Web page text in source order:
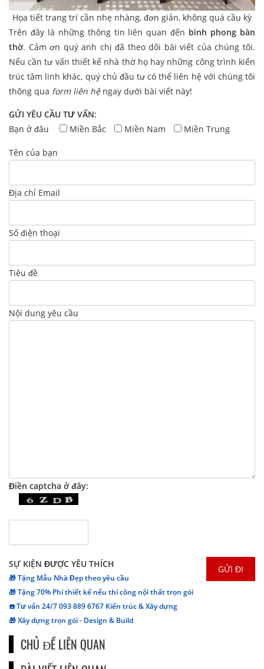
Họa tiết trang trí cần nhẹ nhàng, đơn giản, không quá cầu kỳ
Trên đây là những thông tin liên quan đến bình phong bàn
thờ. Cảm ơn quý anh chị đã theo dõi bài viết của chúng tôi.
Nếu cần tư vấn thiết kế nhà thờ họ hay những công trình kiến
trúc tâm linh khác, quý chủ đầu tư có thể liên hệ với chúng tôi
thông qua form liên hệngay dưới bài viết này!
GỬI YÊU CẦU TƯ VẤN:
Bạn ở đâu
Miền Bắc Miền Nam Miền Trung
Tên của bạn
Địa chỉ Email
Số điện thoại
Tiêu đề
Nội dung yêu cầu
Điền captcha ở đây:
SỰ KIỆN ĐƯỢC YÊU THÍCH
🎁 Tặng Mẫu Nhà Đẹp theo yêu cầu
🎁 Tặng 70% Phí thiết kế nếu thi công nội thất trọn gói
☎️ Tư vấn 24/7 093 889 6767 Kiến trúc & Xây dựng
🎁 Xây dựng trọn gói - Design & Build
CHỦ ĐỀ LIÊN QUAN